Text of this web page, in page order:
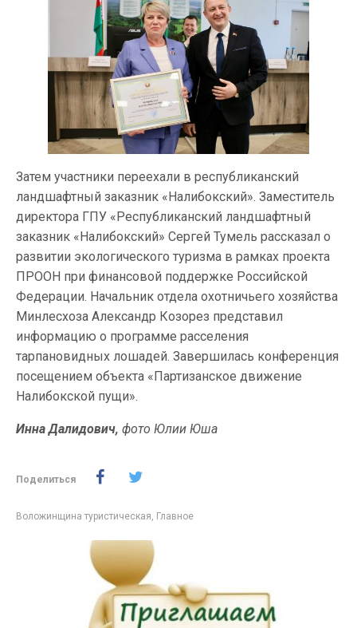
Затем участники переехали в республиканский
ландшафтный заказник «Налибокский». Заместитель
директора ГПУ «Республиканский ландшафтный
заказник «Налибокский» Сергей Тумель рассказал о
развитии экологического туризма в рамках проекта
ПРООН при финансовой поддержке Российской
Федерации. Начальник отдела охотничьего хозяйства
Минлесхоза Александр Козорез представил
информацию о программе расселения
тарпановидных лошадей. Завершилась конференция
посещением объекта «Партизанское движение
Налибокской пущи».
Инна Далидович, фото Юлии Юша
Поделиться
Воложинщина туристическая, Главное